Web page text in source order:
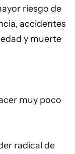
riesgo de
accidentes
y muerte
muy poco
radical de